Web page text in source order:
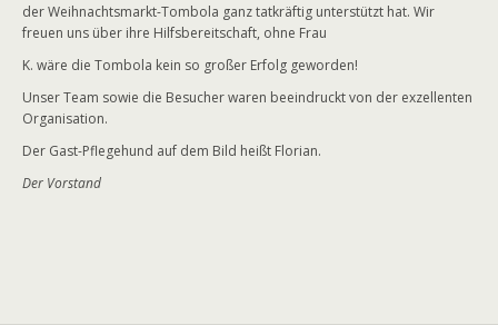
der Weihnachtsmarkt-Tombola ganz tatkräftig unterstützt hat. Wir
freuen uns über ihre Hilfsbereitschaft, ohne Frau
K. wäre die Tombola kein so großer Erfolg geworden!
Unser Team sowie die Besucher waren beeindruckt von der exzellenten
Organisation.
Der Gast-Pflegehund auf dem Bild heißt Florian.
Der Vorstand